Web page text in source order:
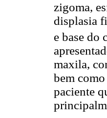
zigoma,
displasia
e base do
maxila,
bem
paciente